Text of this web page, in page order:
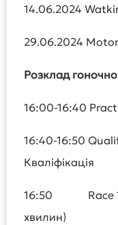
14.06.2024
29.06.2024
Розклад
16:00-
16:40-
Кваліфікація
16:50 Race
хвилин)